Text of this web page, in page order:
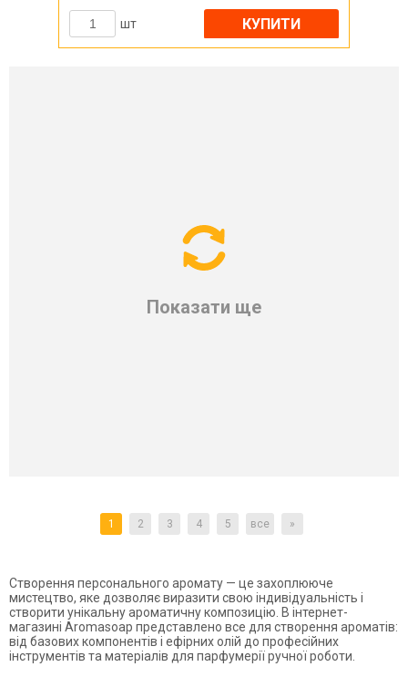
шт КУПИТИ
Показати ще
1 2 3 4 5 все »
Створення персонального аромату — це захоплююче
мистецтво, яке дозволяє виразити свою індивідуальність і
створити унікальну ароматичну композицію. В інтернет-
магазині Aromasoap представлено все для створення ароматів:
від базових компонентів і ефірних олій до професійних
інструментів та матеріалів для парфумерії ручної роботи.